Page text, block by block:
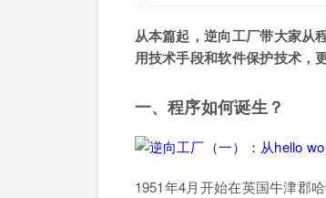
从本篇起，逆向工厂带大家从
用技术手段和软件保护技术，
一、程序如何诞生？
1951年4月开始在英国牛津郡